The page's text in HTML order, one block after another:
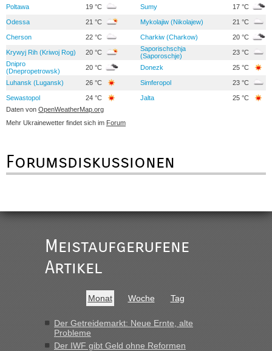
Poltawa 19 °C Sumy 17 °C
Odessa 21 °C Mykolajiw (Nikolajew) 21 °C
Cherson 22 °C Charkiw (Charkow) 20 °C
Krywyj Rih (Kriwoj Rog) 20 °C
Saporischschja
(Saporoschje)
23 °C
Dnipro
(Dnepropetrowsk)
20 °C Donezk 25 °C
Luhansk (Lugansk) 26 °C Simferopol 23 °C
Sewastopol 24 °C Jalta
25 °C
Daten von OpenWeatherMap.org
Mehr Ukrainewetter findet sich im Forum
Forumsdiskussionen
Meistaufgerufene
Artikel
Monat Woche Tag
Der Getreidemarkt: Neue Ernte, alte
Probleme
Der IWF gibt Geld ohne Reformen